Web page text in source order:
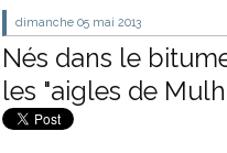
dimanche 05 mai 2013
Nés dans le
les "aigles de